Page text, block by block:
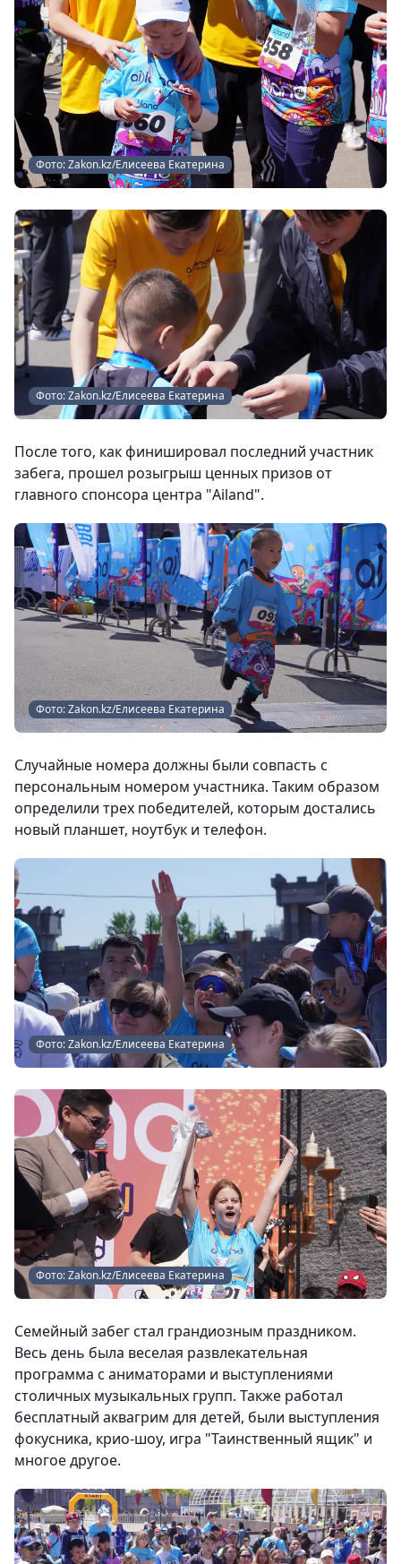
Фото: Zakon.kz/Елисеева Екатерина
Фото: Zakon.kz/Елисеева Екатерина
После того, как финишировал последний участник
забега, прошел розыгрыш ценных призов от
главного спонсора центра "Ailand".
Фото: Zakon.kz/Елисеева Екатерина
Случайные номера должны были совпасть с
персональным номером участника. Таким образом
определили трех победителей, которым достались
новый планшет, ноутбук и телефон.
Фото: Zakon.kz/Елисеева Екатерина
Фото: Zakon.kz/Елисеева Екатерина
Семейный забег стал грандиозным праздником.
Весь день была веселая развлекательная
программа с аниматорами и выступлениями
столичных музыкальных групп. Также работал
бесплатный аквагрим для детей, были выступления
фокусника, крио-шоу, игра "Таинственный ящик" и
многое другое.